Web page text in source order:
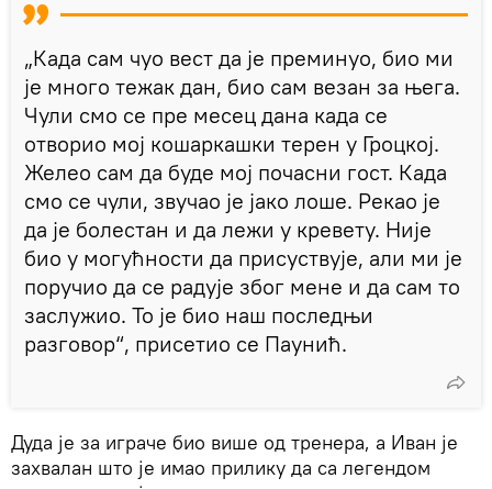
„Када сам чуо вест да је преминуо, био ми
је много тежак дан, био сам везан за њега.
Чули смо се пре месец дана када се
отворио мој кошаркашки терен у Гроцкој.
Желео сам да буде мој почасни гост. Када
смо се чули, звучао је јако лоше. Рекао је
да је болестан и да лежи у кревету. Није
био у могућности да присуствује, али ми је
поручио да се радује због мене и да сам то
заслужио. То је био наш последњи
разговор“, присетио се Паунић.
Дуда је за играче био више од тренера, а Иван је
захвалан што је имао прилику да са легендом